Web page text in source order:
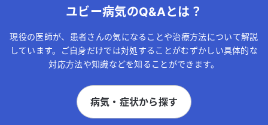
ユビー病気のQ&Aとは？
現役の医師が、患者さんの気になることや治療方法について解説
しています。ご自身だけでは対処することがむずかしい具体的な
対応方法や知識などを知ることができます。
病気・症状から探す